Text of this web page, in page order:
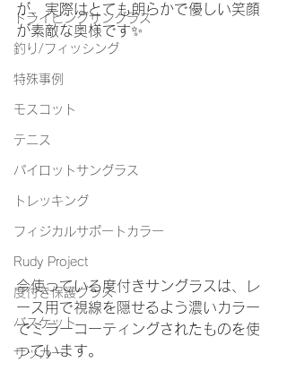
ドライビングサングラス
釣り/フィッシング
特殊事例
モスコット
テニス
パイロットサングラス
トレッキング
フィジカルサポートカラー
Rudy Project
度付き保護グラス
バスケット
サッカー
が、実際はとても朗らかで優しい笑顔
が素敵な奥様です✨
今使っている度付きサングラスは、レ
ース用で視線を隠せるよう濃いカラー
でミラーコーティングされたものを使
っています。